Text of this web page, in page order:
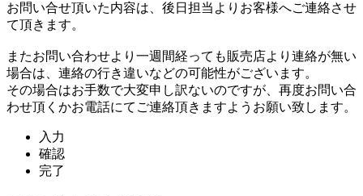
お問い合せ頂いた内容は、後日担当よりお客様へご連絡させ
て頂きます。
またお問い合わせより一週間経っても販売店より連絡が無い
場合は、連絡の行き違いなどの可能性がございます。
その場合はお手数で大変申し訳ないのですが、再度お問い合
わせ頂くかお電話にてご連絡頂きますようお願い致します。
入力
確認
完了